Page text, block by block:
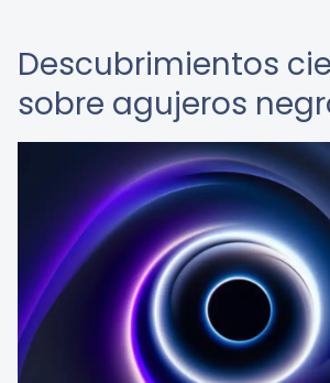
Descubrimientos
sobre agujeros